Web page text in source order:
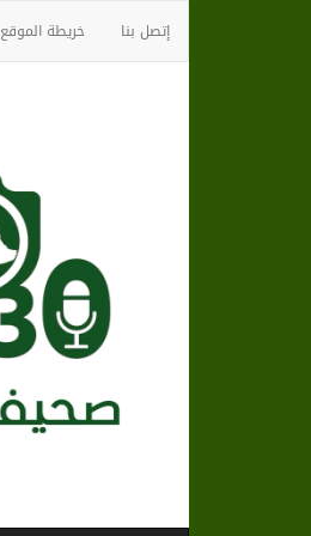
إتصل بنا خريطة الموقع